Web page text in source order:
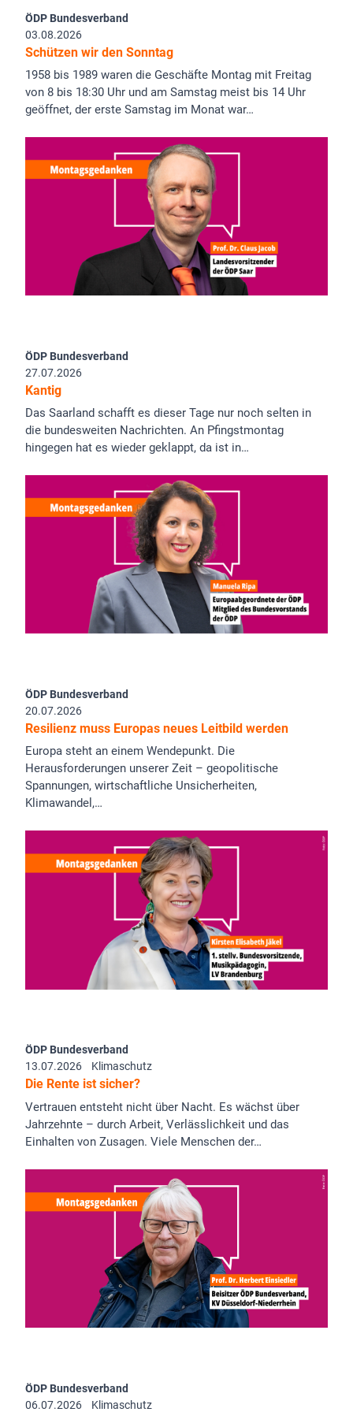
ÖDP Bundesverband
03.08.2026
Schützen wir den Sonntag
1958 bis 1989 waren die Geschäfte Montag mit Freitag
von 8 bis 18:30 Uhr und am Samstag meist bis 14 Uhr
geöffnet, der erste Samstag im Monat war…
ÖDP Bundesverband
27.07.2026
Kantig
Das Saarland schafft es dieser Tage nur noch selten in
die bundesweiten Nachrichten. An Pfingstmontag
hingegen hat es wieder geklappt, da ist in…
ÖDP Bundesverband
20.07.2026
Resilienz muss Europas neues Leitbild werden
Europa steht an einem Wendepunkt. Die
Herausforderungen unserer Zeit – geopolitische
Spannungen, wirtschaftliche Unsicherheiten,
Klimawandel,…
ÖDP Bundesverband
13.07.2026
Klimaschutz
Die Rente ist sicher?
Vertrauen entsteht nicht über Nacht. Es wächst über
Jahrzehnte – durch Arbeit, Verlässlichkeit und das
Einhalten von Zusagen. Viele Menschen der…
ÖDP Bundesverband
06.07.2026
Klimaschutz